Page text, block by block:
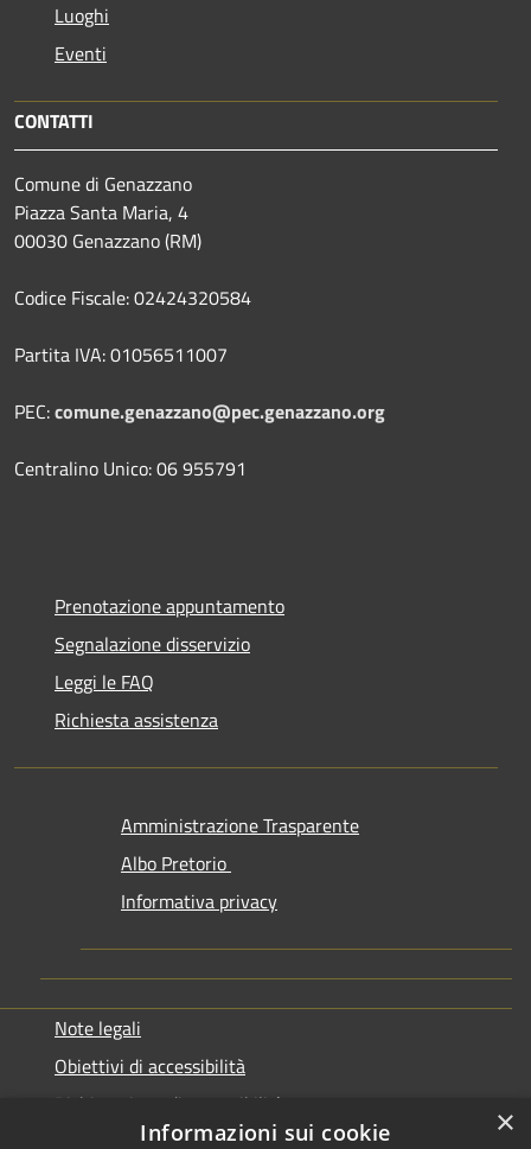
Luoghi
Eventi
CONTATTI
Comune di Genazzano
Piazza Santa Maria, 4
00030 Genazzano (RM)
Codice Fiscale: 02424320584
Partita IVA: 01056511007
PEC:comune.genazzano@pec.genazzano.org
Centralino Unico: 06 955791
Prenotazione appuntamento
Segnalazione disservizio
Leggi le FAQ
Richiesta assistenza
Amministrazione Trasparente
Albo Pretorio
Informativa privacy
Note legali
Obiettivi di accessibilità
Dichiarazione di accessibilità
×
Informazioni sui cookie